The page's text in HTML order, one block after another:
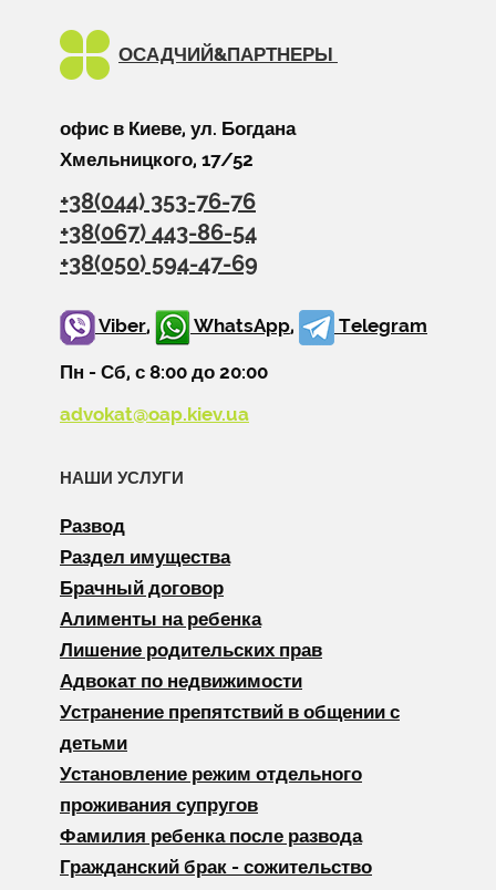
ОСАДЧИЙ&ПАРТНЕРЫ
офис в Киеве, ул. Богдана
Хмельницкого, 17/52
+38(044) 353-76-76
+38(067) 443-86-54
+38(050) 594-47-69
Viber, WhatsApp, Telegram
Пн - Сб, с 8:00 до 20:00
advokat@oap.kiev.ua
НАШИ УСЛУГИ
Развод
Раздел имущества
Брачный договор
Алименты на ребенка
Лишение родительских прав
Адвокат по недвижимости
Устранение препятствий в общении с
детьми
Установление режим отдельного
проживания супругов
Фамилия ребенка после развода
Гражданский брак - сожительство